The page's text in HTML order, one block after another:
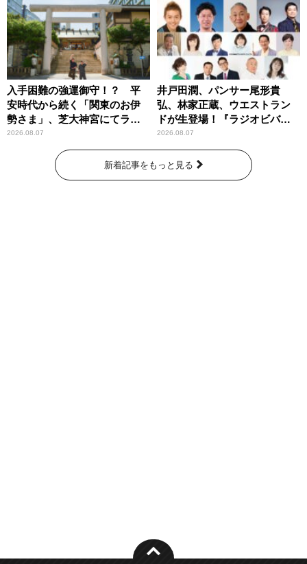
入手困難の強運御守！？ 平
安時代から続く「関東のお伊
勢さま」、芝大神宮にてラン
パンプスが合格祈願！
2026.08.07
井戸田潤、パンサー尾形貴
弘、林家正蔵、ウエストラン
ドが生登場！『ラジオビバリ
ー昼ズ』
2026.08.07
新着記事をもっと見る